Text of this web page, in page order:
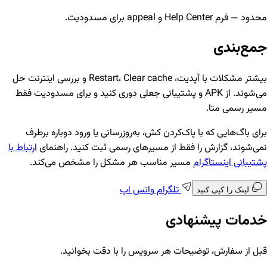
محدود — فرم Help Center و appeal برای مسدودیت.
جمع‌بندی
بیشتر مشکلات با آپدیت، Restart، Clear cache و بررسی اینترنت حل
می‌شوند. از APK و پشتیبانی جعلی دوری کنید و برای مسدودیت فقط
مسیر رسمی متا.
برای باگ‌هایی که با پاک‌کردن کش، به‌روزرسانی یا ورود دوباره برطرف
نمی‌شوند، گزارش را فقط از مسیرهای رسمی ثبت کنید. راهنمایارتباط با
پشتیبانی اینستاگرام مسیر مناسب هر مشکل را مشخص می‌کند.
تلگرامواتس اپ
خدمات پیشنهادی
قبل از سفارش، توضیحات هر سرویس را با دقت بخوانید.